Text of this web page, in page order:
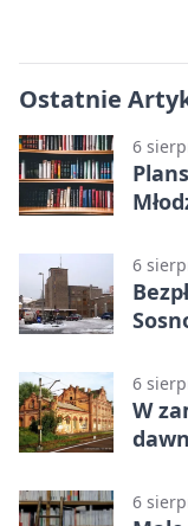
Ostatnie
6
6
6
W
6